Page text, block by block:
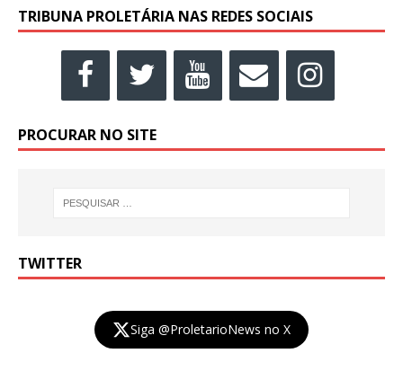
TRIBUNA PROLETÁRIA NAS REDES SOCIAIS
PROCURAR NO SITE
TWITTER
Siga @ProletarioNews no X